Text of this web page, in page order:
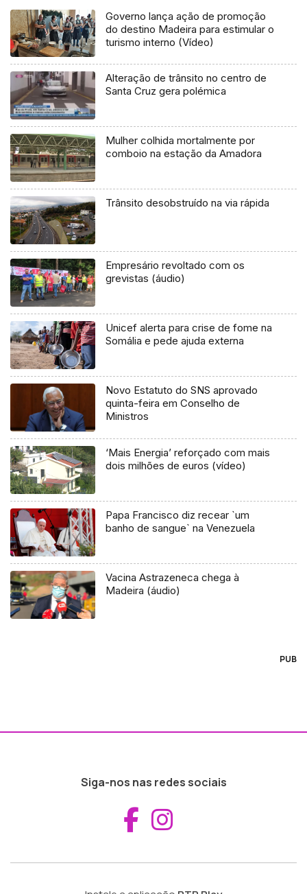
Governo lança ação de promoção
do destino Madeira para estimular o
turismo interno (Vídeo)
Alteração de trânsito no centro de
Santa Cruz gera polémica
Mulher colhida mortalmente por
comboio na estação da Amadora
Trânsito desobstruído na via rápida
Empresário revoltado com os
grevistas (áudio)
Unicef alerta para crise de fome na
Somália e pede ajuda externa
Novo Estatuto do SNS aprovado
quinta-feira em Conselho de
Ministros
‘Mais Energia’ reforçado com mais
dois milhões de euros (vídeo)
Papa Francisco diz recear `um
banho de sangue` na Venezuela
Vacina Astrazeneca chega à
Madeira (áudio)
PUB
Siga-nos nas redes sociais
Aceder ao